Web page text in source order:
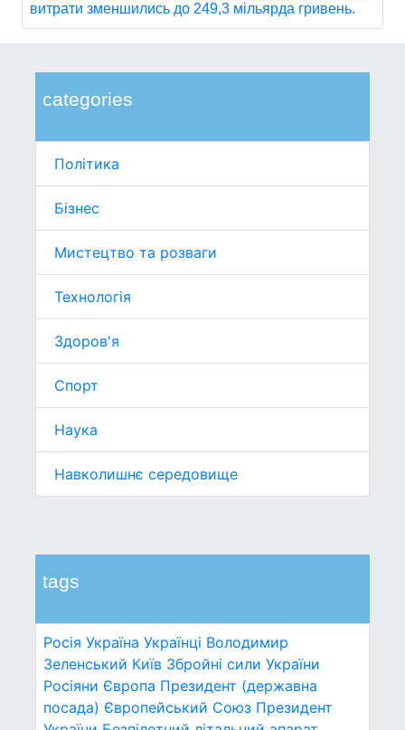
categories
Політика
Бізнес
Мистецтво та розваги
Технологія
Здоров'я
Спорт
Наука
Навколишнє середовище
tags
Росія Україна Українці Володимир
Зеленський Київ Збройні сили України
Росіяни Європа Президент (державна
посада) Європейський Союз Президент
витрати зменшились до 249,3 мільярда гривень.